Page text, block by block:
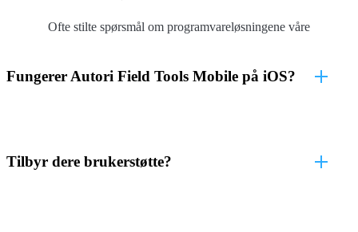
Ofte stilte spørsmål om programvareløsningene våre
Fungerer Autori Field Tools Mobile på iOS?
Tilbyr dere brukerstøtte?